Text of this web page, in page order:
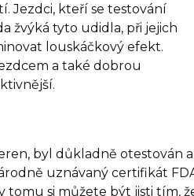
Jezdci, kteří se testování
žvýká tyto udidla, při jejich
louskáčkový efekt.
a také dobrou
byl důkladně otestován a
uznávaný certifikát
tomu si můžete být jisti tím,